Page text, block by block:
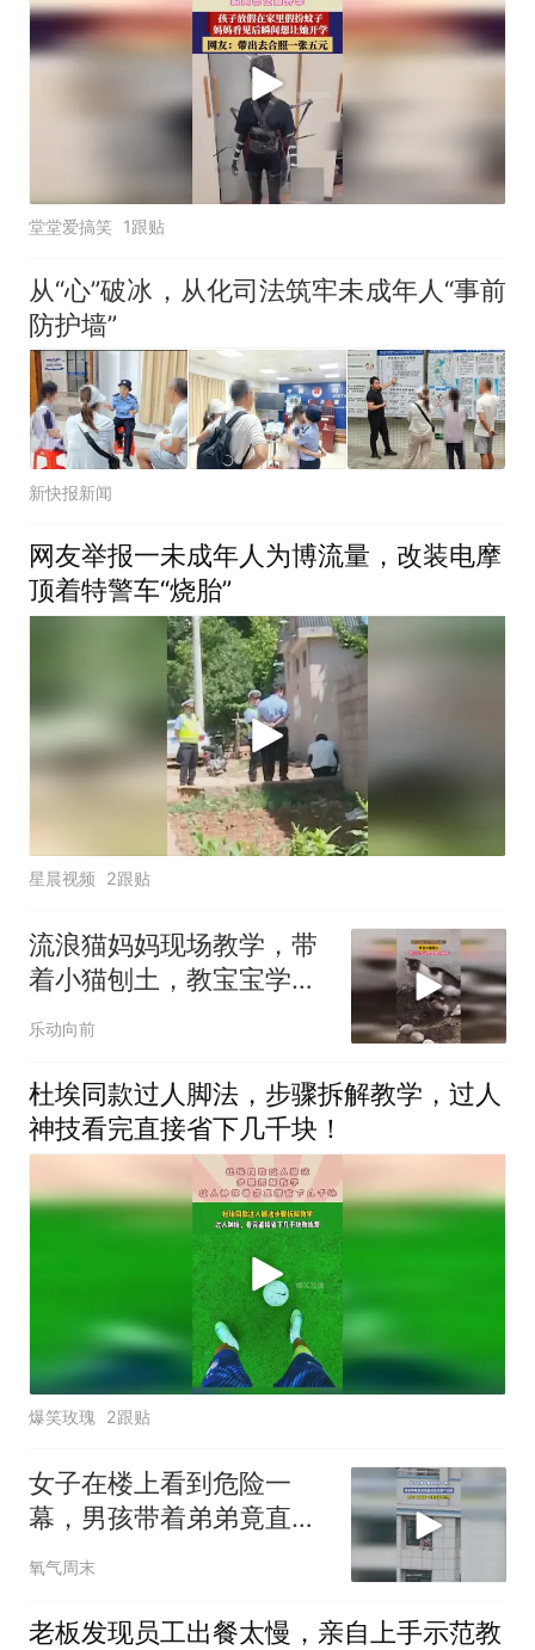
堂堂爱搞笑 1跟贴
从“心”破冰，从化司法筑牢未成年人“事前
防护墙”
新快报新闻
网友举报一未成年人为博流量，改装电摩
顶着特警车“烧胎”
星晨视频 2跟贴
流浪猫妈妈现场教学，带
着小猫刨土，教宝宝学习
埋粪便上厕所
乐动向前
杜埃同款过人脚法，步骤拆解教学，过人
神技看完直接省下几千块！
爆笑玫瑰 2跟贴
女子在楼上看到危险一
幕，男孩带着弟弟竟直接
坐在窗户边缘，网友：高
氧气周末
老板发现员工出餐太慢，亲自上手示范教